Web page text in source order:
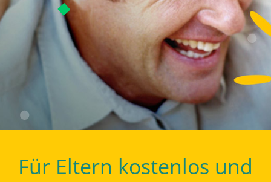
Für Eltern kostenlos und